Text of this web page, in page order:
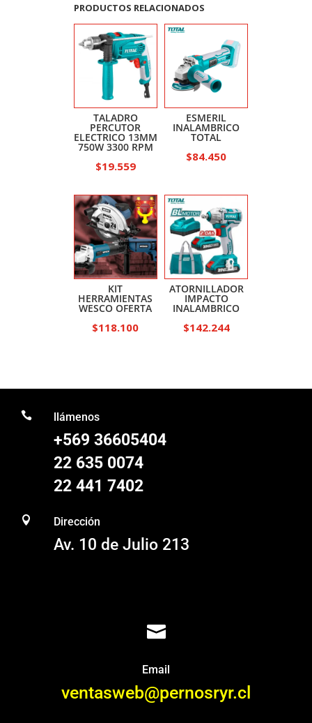
PRODUCTOS RELACIONADOS
TALADRO
PERCUTOR
ELECTRICO 13MM
750W 3300 RPM
$19.559
ESMERIL
INALAMBRICO
TOTAL
$84.450
KIT
HERRAMIENTAS
WESCO OFERTA
$118.100
ATORNILLADOR
IMPACTO
INALAMBRICO
$142.244
 llámenos
+569 36605404
22 635 0074
22 441 7402
 Dirección
Av. 10 de Julio 213

Email
ventasweb@pernosryr.cl